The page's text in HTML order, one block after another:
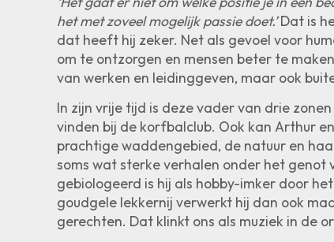
het met zoveel mogelijk passie doet.’Dat is
dat heeft hij zeker. Net als gevoel voor
om te ontzorgen en mensen beter te
van werken en leidinggeven, maar ook
In zijn vrije tijd is deze vader van drie
vinden bij de korfbalclub. Ook kan Arthur
prachtige waddengebied, de natuur en
soms wat sterke verhalen onder het genot
gebiologeerd is hij als hobby-imker door
goudgele lekkernij verwerkt hij dan ook
gerechten. Dat klinkt ons als muziek in de